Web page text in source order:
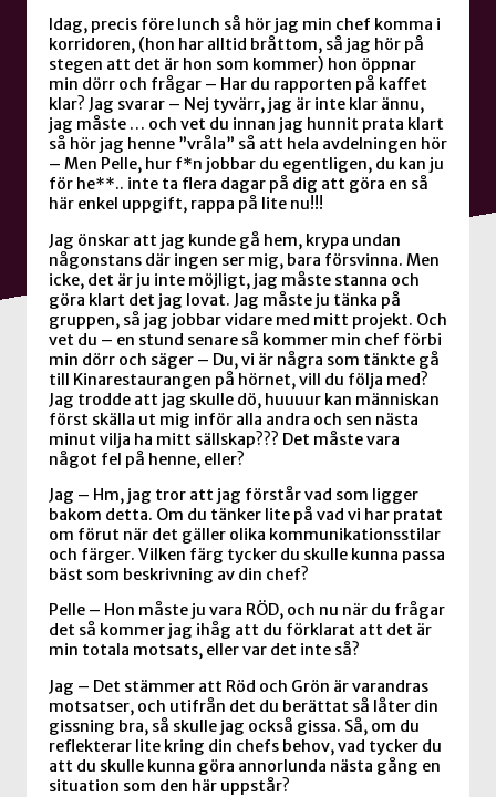
Idag, precis före lunch så hör jag min chef komma i
korridoren, (hon har alltid bråttom, så jag hör på
stegen att det är hon som kommer) hon öppnar
min dörr och frågar – Har du rapporten på kaffet
klar? Jag svarar – Nej tyvärr, jag är inte klar ännu,
jag måste … och vet du innan jag hunnit prata klart
så hör jag henne ”vråla” så att hela avdelningen hör
– Men Pelle, hur f*n jobbar du egentligen, du kan ju
för he**.. inte ta flera dagar på dig att göra en så
här enkel uppgift, rappa på lite nu!!!
Jag önskar att jag kunde gå hem, krypa undan
någonstans där ingen ser mig, bara försvinna. Men
icke, det är ju inte möjligt, jag måste stanna och
göra klart det jag lovat. Jag måste ju tänka på
gruppen, så jag jobbar vidare med mitt projekt. Och
vet du – en stund senare så kommer min chef förbi
min dörr och säger – Du, vi är några som tänkte gå
till Kinarestaurangen på hörnet, vill du följa med?
Jag trodde att jag skulle dö, huuuur kan människan
först skälla ut mig inför alla andra och sen nästa
minut vilja ha mitt sällskap??? Det måste vara
något fel på henne, eller?
Jag – Hm, jag tror att jag förstår vad som ligger
bakom detta. Om du tänker lite på vad vi har pratat
om förut när det gäller olika kommunikationsstilar
och färger. Vilken färg tycker du skulle kunna passa
bäst som beskrivning av din chef?
Pelle – Hon måste ju vara RÖD, och nu när du frågar
det så kommer jag ihåg att du förklarat att det är
min totala motsats, eller var det inte så?
Jag – Det stämmer att Röd och Grön är varandras
motsatser, och utifrån det du berättat så låter din
gissning bra, så skulle jag också gissa. Så, om du
reflekterar lite kring din chefs behov, vad tycker du
att du skulle kunna göra annorlunda nästa gång en
situation som den här uppstår?